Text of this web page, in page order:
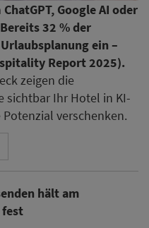
ChatGPT, Google AI oder
Bereits 32 % der
ein –
Report 2025).
zeigen die
sichtbar Ihr Hotel in KI-
verschenken.
hält am
fest